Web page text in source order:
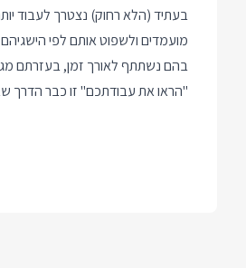
בעתיד (הלא רחוק) נצטרך לעבוד
מועמדים ולשפוט אותם לפי
בהם נשתתף לאורך זמן, בעזרתם
"הראו את עבודתכם" זו כבר הדרך